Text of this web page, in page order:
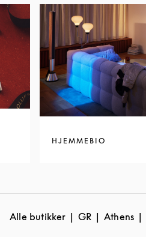
HJEMMEBIO
Alle butikker GR Athens